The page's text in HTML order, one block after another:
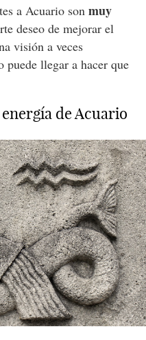
a Acuario son muy
deseo de mejorar el
visión a veces
puede llegar a hacer que
de Acuario